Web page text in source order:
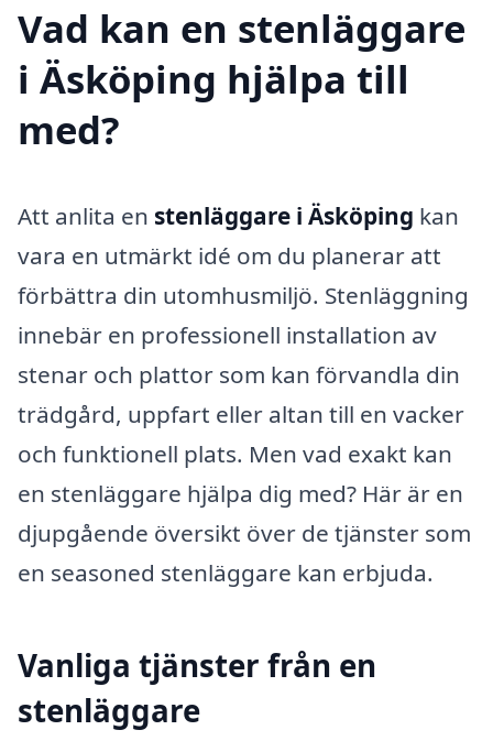
Vad kan en stenläggare
i Äsköping hjälpa till
med?
Att anlita en stenläggare i Äsköping kan
vara en utmärkt idé om du planerar att
förbättra din utomhusmiljö. Stenläggning
innebär en professionell installation av
stenar och plattor som kan förvandla din
trädgård, uppfart eller altan till en vacker
och funktionell plats. Men vad exakt kan
en stenläggare hjälpa dig med? Här är en
djupgående översikt över de tjänster som
en seasoned stenläggare kan erbjuda.
Vanliga tjänster från en
stenläggare